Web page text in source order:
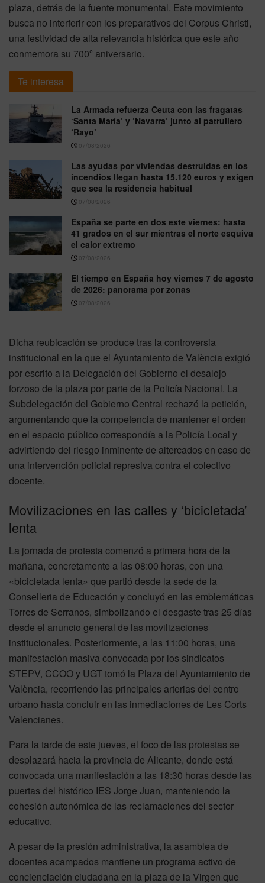
plaza, detrás de la fuente monumental. Este movimiento
busca no interferir con los preparativos del Corpus Christi,
una festividad de alta relevancia histórica que este año
conmemora su 700º aniversario.
Te interesa
La Armada refuerza Ceuta con las fragatas
‘Santa María’ y ‘Navarra’ junto al patrullero
‘Rayo’
07/08/2026
Las ayudas por viviendas destruidas en los
incendios llegan hasta 15.120 euros y exigen
que sea la residencia habitual
07/08/2026
España se parte en dos este viernes: hasta
41 grados en el sur mientras el norte esquiva
el calor extremo
07/08/2026
El tiempo en España hoy viernes 7 de agosto
de 2026: panorama por zonas
07/08/2026
Dicha reubicación se produce tras la controversia
institucional en la que el Ayuntamiento de València exigió
por escrito a la Delegación del Gobierno el desalojo
forzoso de la plaza por parte de la Policía Nacional. La
Subdelegación del Gobierno Central rechazó la petición,
argumentando que la competencia de mantener el orden
en el espacio público correspondía a la Policía Local y
advirtiendo del riesgo inminente de altercados en caso de
una intervención policial represiva contra el colectivo
docente.
Movilizaciones en las calles y ‘bicicletada’
lenta
La jornada de protesta comenzó a primera hora de la
mañana, concretamente a las 08:00 horas, con una
«bicicletada lenta» que partió desde la sede de la
Conselleria de Educación y concluyó en las emblemáticas
Torres de Serranos, simbolizando el desgaste tras 25 días
desde el anuncio general de las movilizaciones
institucionales. Posteriormente, a las 11:00 horas, una
manifestación masiva convocada por los sindicatos
STEPV, CCOO y UGT tomó la Plaza del Ayuntamiento de
València, recorriendo las principales arterias del centro
urbano hasta concluir en las inmediaciones de Les Corts
Valencianes.
Para la tarde de este jueves, el foco de las protestas se
desplazará hacia la provincia de Alicante, donde está
convocada una manifestación a las 18:30 horas desde las
puertas del histórico IES Jorge Juan, manteniendo la
cohesión autonómica de las reclamaciones del sector
educativo.
A pesar de la presión administrativa, la asamblea de
docentes acampados mantiene un programa activo de
concienciación ciudadana en la plaza de la Virgen que